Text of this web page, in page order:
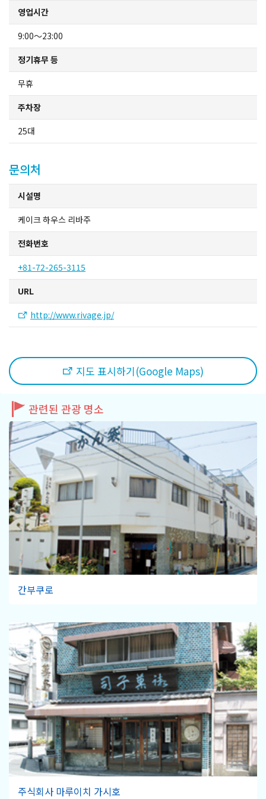
사카이로 오시는 길
사카이 관광 대여 자전거
모즈후루 대여 자전거
사카이 관광 택시
협회 소개
협회 소개
사이트 맵
영업시간
9:00～23:00
정기휴무 등
무휴
주차장
25대
문의처
시설명
케이크 하우스 리바주
전화번호
+81-72-265-3115
URL
http://www.rivage.jp/
지도 표시하기(Google Maps)
관련된 관광 명소
간부쿠로
주식회사 마루이치 가시호